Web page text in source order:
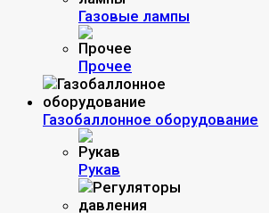
Газовые лампы
Прочее
Газобаллонное оборудование
Рукав